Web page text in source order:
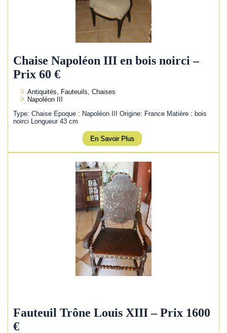
Chaise Napoléon III en bois noirci –
Prix 60 €
Antiquités, Fauteuils, Chaises
Napoléon III
Type: Chaise Epoque : Napoléon III Origine: France Matière : bois
noirci Longueur 43 cm
En Savoir Plus
Fauteuil Trône Louis XIII – Prix 1600
€